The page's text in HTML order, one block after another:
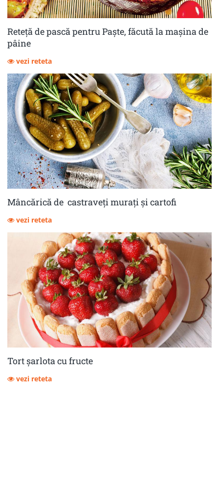
Reteță de pască pentru Paște, făcută la mașina de
pâine
vezi reteta
Mâncărică de castraveţi muraţi şi cartofi
vezi reteta
Tort șarlota cu fructe
vezi reteta